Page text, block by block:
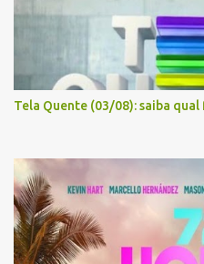
Tela Quente (03/08): saiba